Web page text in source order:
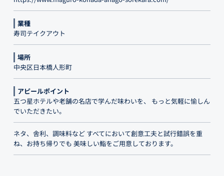
業種
寿司テイクアウト
場所
中央区日本橋人形町
アピールポイント
五つ星ホテルや老舗の名店で学んだ味わいを、 もっと気軽に愉しん
でいただきたい。
ネタ、舎利、調味料など すべてにおいて創意工夫と試行錯誤を重
ね、お持ち帰りでも 美味しい鮨をご用意しております。